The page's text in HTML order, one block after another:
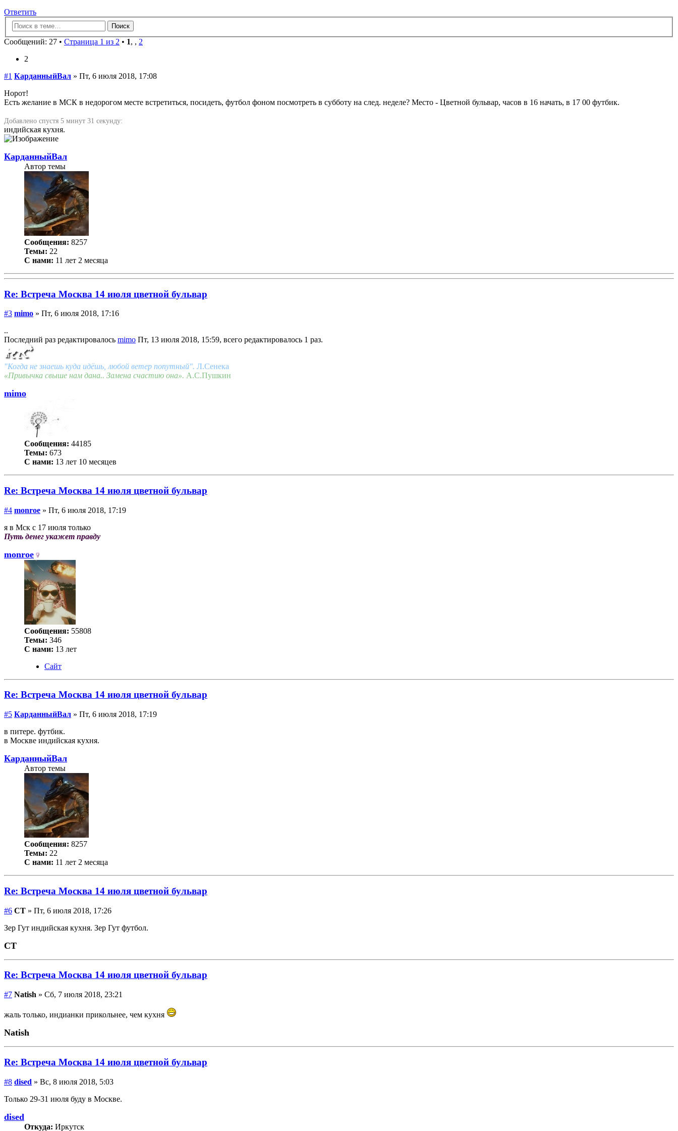
Ответить
Сообщений: 27 • Страница 1 из 2 • 1, , 2
2
#1 КарданныйВал » Пт, 6 июля 2018, 17:08
Норот!
Есть желание в МСК в недорогом месте встретиться, посидеть, футбол фоном посмотреть в субботу на след. неделе? Место - Цветной бульвар, часов в 16 начать, в 17 00 футбик.
Добавлено спустя 5 минут 31 секунду:
индийская кухня.
КарданныйВал
Автор темы
Сообщения: 8257
Темы: 22
С нами: 11 лет 2 месяца
Re: Встреча Москва 14 июля цветной бульвар
#3 mimo » Пт, 6 июля 2018, 17:16
..
Последний раз редактировалось mimo Пт, 13 июля 2018, 15:59, всего редактировалось 1 раз.
"Когда не знаешь куда идёшь, любой ветер попутный". Л.Сенека
«Привычка свыше нам дана.. Замена счастию она». А.С.Пушкин
mimo
Сообщения: 44185
Темы: 673
С нами: 13 лет 10 месяцев
Re: Встреча Москва 14 июля цветной бульвар
#4 monroe » Пт, 6 июля 2018, 17:19
я в Мск с 17 июля только
Путь денег укажет правду
monroe
Сообщения: 55808
Темы: 346
С нами: 13 лет
Сайт
Re: Встреча Москва 14 июля цветной бульвар
#5 КарданныйВал » Пт, 6 июля 2018, 17:19
в питере. футбик.
в Москве индийская кухня.
КарданныйВал
Автор темы
Сообщения: 8257
Темы: 22
С нами: 11 лет 2 месяца
Re: Встреча Москва 14 июля цветной бульвар
#6 СТ » Пт, 6 июля 2018, 17:26
Зер Гут индийская кухня. Зер Гут футбол.
СТ
Re: Встреча Москва 14 июля цветной бульвар
#7 Natish » Сб, 7 июля 2018, 23:21
жаль только, индианки прикольнее, чем кухня
Natish
Re: Встреча Москва 14 июля цветной бульвар
#8 dised » Вс, 8 июля 2018, 5:03
Только 29-31 июля буду в Москве.
dised
Откуда: Иркутск